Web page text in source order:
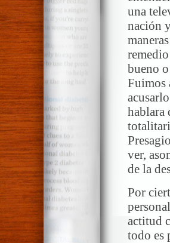
una
nación
bueno
Fuimos
hablara
ver,
de la
Por
actitud
todo es